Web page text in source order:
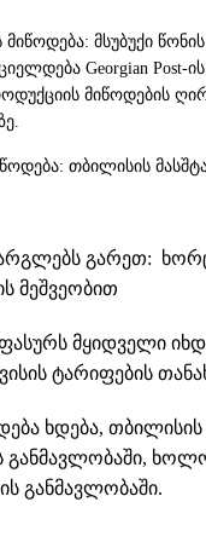
მიწოდება: მსუბუქი
Georgian Post-
მიწოდების
თბილისის
გარეთ:
მეშვეობით
მყიდველი
ტარიფების
ხდება, თბილისის
განმავლობაში,
განმავლობაში.